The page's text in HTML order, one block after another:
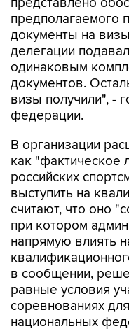
предполагаемого
документы на
делегации
одинаковым
документов.
визы получили", -
федерации.
В организации
как "фактическое
российских
выступить на
считают, что оно
при котором
напрямую влиять
в сообщении,
равные условия
соревнованиях
национальных